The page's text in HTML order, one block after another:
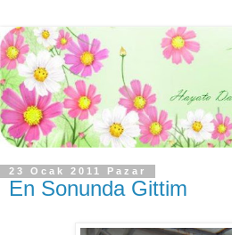
23 Ocak 2011 Pazar
En Sonunda Gittim